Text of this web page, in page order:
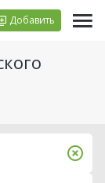
Добавить